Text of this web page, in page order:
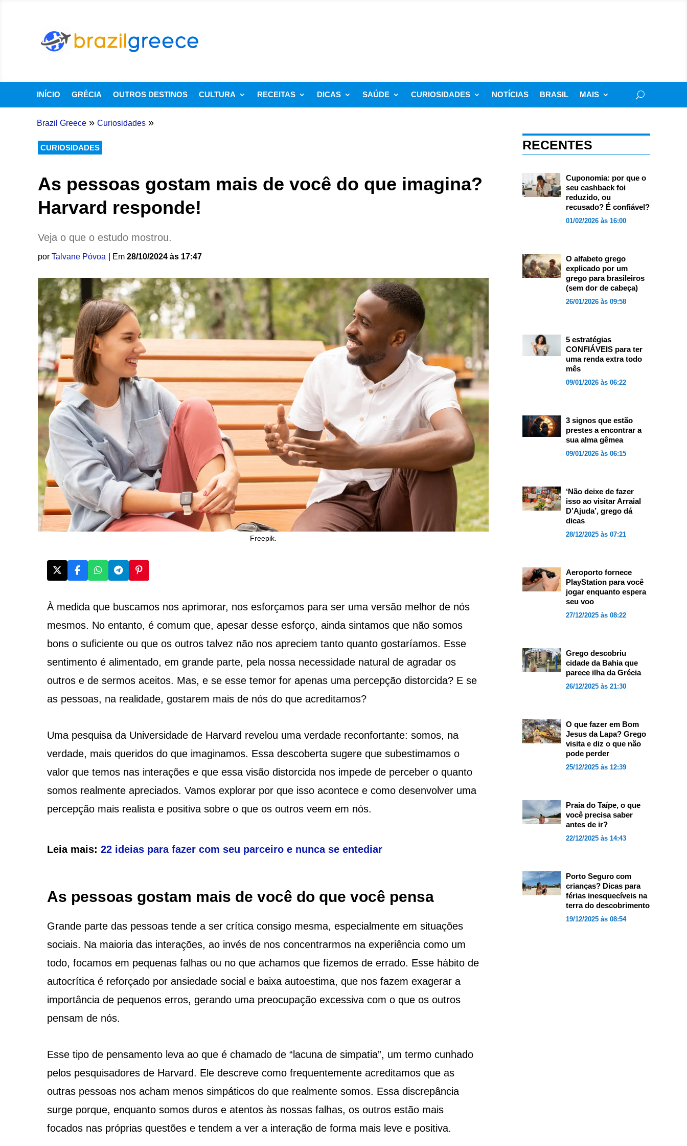
INÍCIO GRÉCIA OUTROS DESTINOS CULTURA RECEITAS DICAS SAÚDE CURIOSIDADES NOTÍCIAS BRASIL MAIS
Brazil Greece » Curiosidades »
CURIOSIDADES
As pessoas gostam mais de você do que imagina?
Harvard responde!
Veja o que o estudo mostrou.
por Talvane Póvoa | Em 28/10/2024 às 17:47
Freepik.
À medida que buscamos nos aprimorar, nos esforçamos para ser uma versão melhor de nós
mesmos. No entanto, é comum que, apesar desse esforço, ainda sintamos que não somos
bons o suficiente ou que os outros talvez não nos apreciem tanto quanto gostaríamos. Esse
sentimento é alimentado, em grande parte, pela nossa necessidade natural de agradar os
outros e de sermos aceitos. Mas, e se esse temor for apenas uma percepção distorcida? E se
as pessoas, na realidade, gostarem mais de nós do que acreditamos?
Uma pesquisa da Universidade de Harvard revelou uma verdade reconfortante: somos, na
verdade, mais queridos do que imaginamos. Essa descoberta sugere que subestimamos o
valor que temos nas interações e que essa visão distorcida nos impede de perceber o quanto
somos realmente apreciados. Vamos explorar por que isso acontece e como desenvolver uma
percepção mais realista e positiva sobre o que os outros veem em nós.
Leia mais: 22 ideias para fazer com seu parceiro e nunca se entediar
As pessoas gostam mais de você do que você pensa
Grande parte das pessoas tende a ser crítica consigo mesma, especialmente em situações
sociais. Na maioria das interações, ao invés de nos concentrarmos na experiência como um
todo, focamos em pequenas falhas ou no que achamos que fizemos de errado. Esse hábito de
autocrítica é reforçado por ansiedade social e baixa autoestima, que nos fazem exagerar a
importância de pequenos erros, gerando uma preocupação excessiva com o que os outros
pensam de nós.
Esse tipo de pensamento leva ao que é chamado de “lacuna de simpatia”, um termo cunhado
pelos pesquisadores de Harvard. Ele descreve como frequentemente acreditamos que as
outras pessoas nos acham menos simpáticos do que realmente somos. Essa discrepância
surge porque, enquanto somos duros e atentos às nossas falhas, os outros estão mais
focados nas próprias questões e tendem a ver a interação de forma mais leve e positiva.
RECENTES
Cuponomia: por que o
seu cashback foi
reduzido, ou
recusado? É confiável?
01/02/2026 às 16:00
O alfabeto grego
explicado por um
grego para brasileiros
(sem dor de cabeça)
26/01/2026 às 09:58
5 estratégias
CONFIÁVEIS para ter
uma renda extra todo
mês
09/01/2026 às 06:22
3 signos que estão
prestes a encontrar a
sua alma gêmea
09/01/2026 às 06:15
‘Não deixe de fazer
isso ao visitar Arraial
D’Ajuda’, grego dá
dicas
28/12/2025 às 07:21
Aeroporto fornece
PlayStation para você
jogar enquanto espera
seu voo
27/12/2025 às 08:22
Grego descobriu
cidade da Bahia que
parece ilha da Grécia
26/12/2025 às 21:30
O que fazer em Bom
Jesus da Lapa? Grego
visita e diz o que não
pode perder
25/12/2025 às 12:39
Praia do Taípe, o que
você precisa saber
antes de ir?
22/12/2025 às 14:43
Porto Seguro com
crianças? Dicas para
férias inesquecíveis na
terra do descobrimento
19/12/2025 às 08:54